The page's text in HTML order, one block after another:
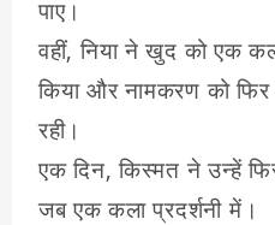
पाए।
वहीं, निया ने खुद को एक
किया और नामकरण को
रही।
एक दिन, किस्मत ने उन्हें
जब एक कला प्रदर्शनी में।